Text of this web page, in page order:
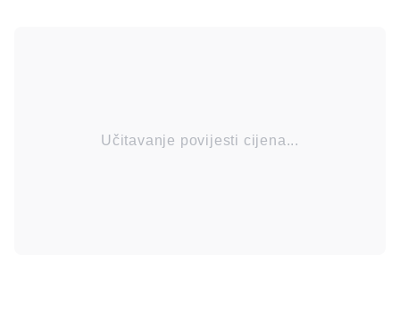
Učitavanje povijesti cijena...